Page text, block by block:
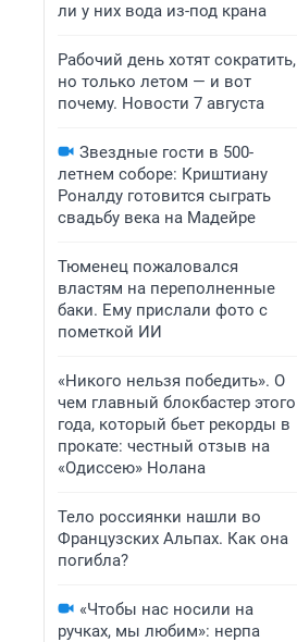
ли у них вода из-под крана
Рабочий день хотят сократить,
но только летом — и вот
почему. Новости 7 августа
Звездные гости в 500-
летнем соборе: Криштиану
Роналду готовится сыграть
свадьбу века на Мадейре
Тюменец пожаловался
властям на переполненные
баки. Ему прислали фото с
пометкой ИИ
«Никого нельзя победить». О
чем главный блокбастер этого
года, который бьет рекорды в
прокате: честный отзыв на
«Одиссею» Нолана
Тело россиянки нашли во
Французских Альпах. Как она
погибла?
«Чтобы нас носили на
ручках, мы любим»: нерпа